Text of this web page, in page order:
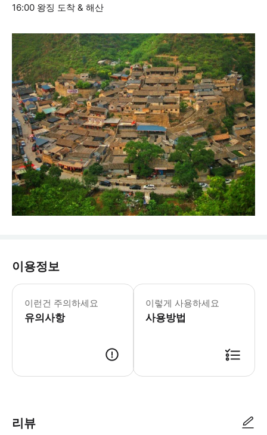
16:00 왕징 도착 & 해산
이용정보
이런건 주의하세요
유의사항
■ 4명이상 출발합니다. ■ 북경에서는
이렇게 사용하세요
사용방법
리뷰